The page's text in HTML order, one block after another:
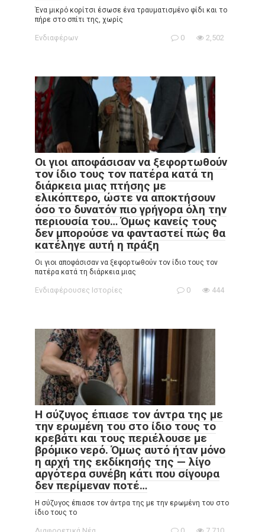
Ένα μικρό κορίτσι έσωσε ένα τραυματισμένο φίδι και το
πήρε στο σπίτι της, χωρίς
Ενδιαφέρων 0 2,502
Οι γιοι αποφάσισαν να ξεφορτωθούν
τον ίδιο τους τον πατέρα κατά τη
διάρκεια μιας πτήσης με
ελικόπτερο, ώστε να αποκτήσουν
όσο το δυνατόν πιο γρήγορα όλη την
περιουσία του… Όμως κανείς τους
δεν μπορούσε να φανταστεί πώς θα
κατέληγε αυτή η πράξη
Οι γιοι αποφάσισαν να ξεφορτωθούν τον ίδιο τους τον
πατέρα κατά τη διάρκεια μιας
Ενδιαφέρουσες Ιστορίες 0 444
Η σύζυγος έπιασε τον άντρα της με
την ερωμένη του στο ίδιο τους το
κρεβάτι και τους περιέλουσε με
βρόμικο νερό. Όμως αυτό ήταν μόνο
η αρχή της εκδίκησής της — λίγο
αργότερα συνέβη κάτι που σίγουρα
δεν περίμεναν ποτέ…
Η σύζυγος έπιασε τον άντρα της με την ερωμένη του στο
ίδιο τους το